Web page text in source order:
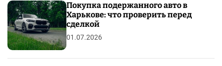
Покупка подержанного авто в
Харькове: что проверить перед
сделкой
01.07.2026